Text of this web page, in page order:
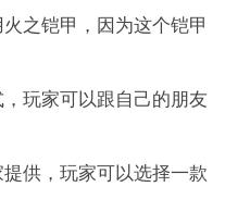
之铠甲，因为这个铠甲
玩家可以跟自己的朋友
供，玩家可以选择一款